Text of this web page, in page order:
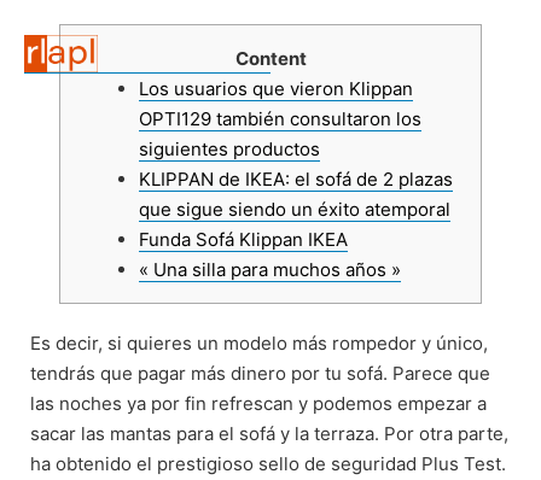
Content
Los usuarios que vieron Klippan
OPTI129 también consultaron los
siguientes productos
KLIPPAN de IKEA: el sofá de 2 plazas
que sigue siendo un éxito atemporal
Funda Sofá Klippan IKEA
« Una silla para muchos años »
Es decir, si quieres un modelo más rompedor y único,
tendrás que pagar más dinero por tu sofá. Parece que
las noches ya por fin refrescan y podemos empezar a
sacar las mantas para el sofá y la terraza. Por otra parte,
ha obtenido el prestigioso sello de seguridad Plus Test.